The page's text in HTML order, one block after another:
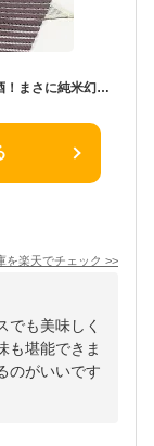
日本酒 純米吟醸酒 ワイングラスでおいしい日本酒！まさに純米幻の瀧 純米吟醸 皇国晴酒造株式会社 富山県
を楽天でチェック >>
でも美味しく
も堪能できま
のがいいです